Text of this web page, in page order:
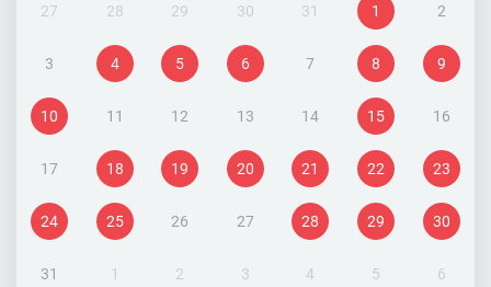
27 28 29 30 31 1 2
3 4 5 6 7 8 9
10 11 12 13 14 15 16
17 18 19 20 21 22 23
24 25 26 27 28 29 30
31 1 2 3 4 5 6